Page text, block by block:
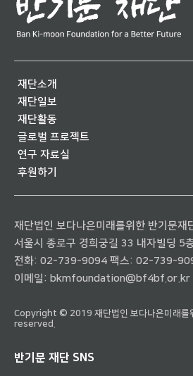
재단소개
재단일보
재단활동
글로벌 프로젝트
연구 자료실
후원하기
재단법인 보다나은미래를위한 반기문재
서울시 종로구 경희궁길 33 내자빌딩 5
전화: 02-739-9094 팩스: 02-739-
이메일: bkmfoundation@bf4bf.or.kr
Copyright © 2019 재단법인 보다나은미래를
reserved.
반기문 재단 SNS